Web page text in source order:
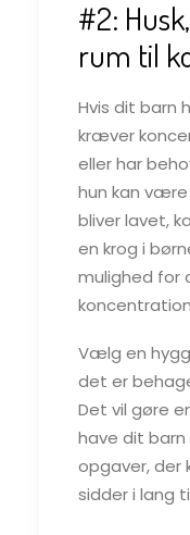
#2:
rum til
Hvis dit barn
kræver
eller har
hun kan være
bliver lavet,
en krog i
mulighed for
Vælg en
det er
Det vil gøre
have dit
opgaver, der
sidder i lang